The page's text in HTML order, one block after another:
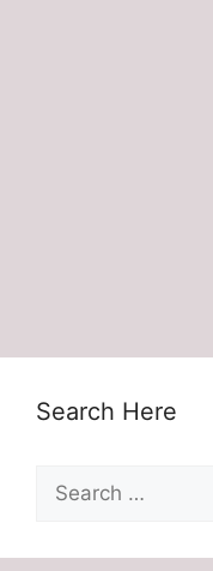
Search Here
Search
for: